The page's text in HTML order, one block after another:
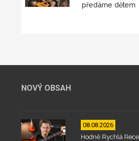
předáme dětem
NOVÝ OBSAH
08.08.2026
Hodně Rychlá